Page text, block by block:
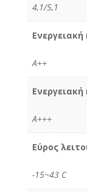
4,1/5,1
Α++
A+++
Εύρος
-15~43 C